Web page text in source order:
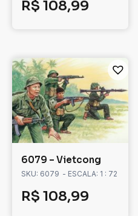
R$ 108,99
6079 – Vietcong
SKU: 6079 - ESCALA: 1 : 72
R$ 108,99